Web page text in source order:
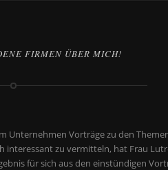
FIRMEN ÜBER MICH!
Vorträge zu den
zu vermitteln, hat Frau
für sich aus den einstündigen